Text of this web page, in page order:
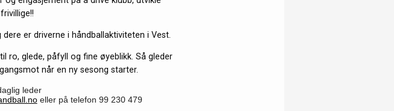
er driverne i håndballaktiviteten i Vest.
ro, glede, påfyll og fine øyeblikk. Så gleder
når en ny sesong starter.
leder
eller på telefon 99 230 479